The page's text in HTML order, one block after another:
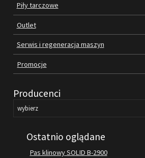
SERWIS I REGENERACJA MASZYN
PROMOCJE
REGULAMIN
KATALOGI
OBRABIARKI DO DREWNA
SILNIKI ELEKTRYCZNE
KONTAKT
Piły tarczowe
Outlet
Serwis i regeneracja maszyn
Promocje
Producenci
Ostatnio oglądane
Pas klinowy SOLID B-2900